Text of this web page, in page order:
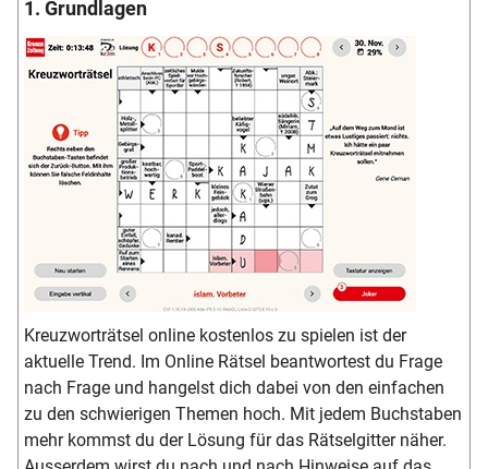
1. Grundlagen
Kreuzworträtsel online kostenlos zu spielen ist der
aktuelle Trend. Im Online Rätsel beantwortest du Frage
nach Frage und hangelst dich dabei von den einfachen
zu den schwierigen Themen hoch. Mit jedem Buchstaben
mehr kommst du der Lösung für das Rätselgitter näher.